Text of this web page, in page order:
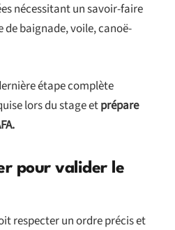
nécessitant un savoir-faire
de baignade, voile, canoë-
étape complète
lors du stage etprépare
pour valider le
respecter un ordre précis et